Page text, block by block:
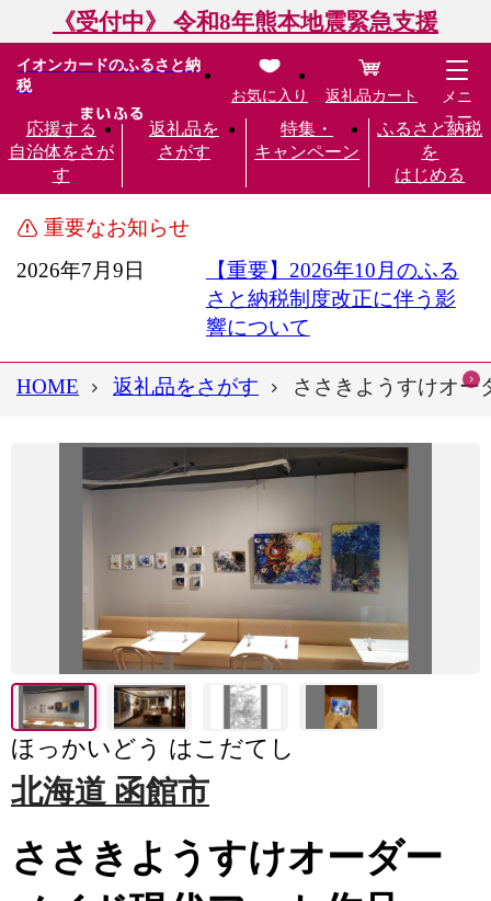
《受付中》 令和8年熊本地震緊急支援
イオンカードのふるさと納
税
応援する
自治体をさが
す
返礼品を
さがす
特集・
キャンペーン
ふるさと納税
を
はじめる
お気に入り 返礼品カート
メニ
ュー
重要なお知らせ
2026年7月9日
【重要】2026年10月のふる
さと納税制度改正に伴う影
響について
HOME 返礼品をさがす ささきようすけオー
ほっかいどう はこだてし
北海道 函館市
ささきようすけオーダー